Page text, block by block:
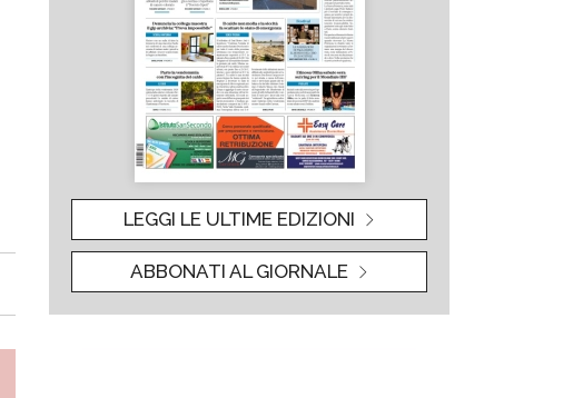
LEGGI LE ULTIME EDIZIONI
ABBONATI AL GIORNALE